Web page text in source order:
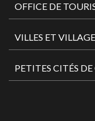
OFFICE DE
VILLES ET
PETITES CITÉS